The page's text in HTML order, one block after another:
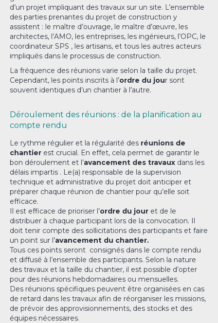
d’un projet impliquant des travaux sur un site. L’ensemble
des parties prenantes du projet de construction y
assistent : le maître d’ouvrage, le maître d’œuvre, les
architectes, l’AMO, les entreprises, les ingénieurs, l’OPC, le
coordinateur SPS , les artisans, et tous les autres acteurs
impliqués dans le processus de construction.
La fréquence des réunions varie selon la taille du projet.
Cependant, les points inscrits à l’ordre du jour sont
souvent identiques d’un chantier à l’autre.
Déroulement des réunions : de la planification au
compte rendu
Le rythme régulier et la régularité des réunions de
chantier est crucial. En effet, cela permet de garantir le
bon déroulement et l’avancement des travaux dans les
délais impartis . Le(a) responsable de la supervision
technique et administrative du projet doit anticiper et
préparer chaque réunion de chantier pour qu’elle soit
efficace.
Il est efficace de prioriser l’ordre du jour et de le
distribuer à chaque participant lors de la convocation. Il
doit tenir compte des sollicitations des participants et faire
un point sur l’avancement du chantier.
Tous ces points seront consignés dans le compte rendu
et diffusé à l’ensemble des participants. Selon la nature
des travaux et la taille du chantier, il est possible d’opter
pour des réunions hebdomadaires ou mensuelles.
Des réunions spécifiques peuvent être organisées en cas
de retard dans les travaux afin de réorganiser les missions,
de prévoir des approvisionnements, des stocks et des
équipes nécessaires.